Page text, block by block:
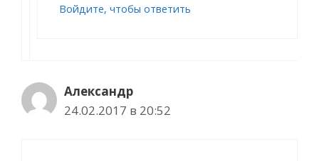
Войдите, чтобы ответить
Александр
24.02.2017 в 20:52